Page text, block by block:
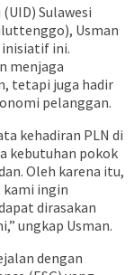
Sulawesi
Usman
inisiatif ini.
menjaga
tetapi juga hadir
pelanggan.
kehadiran PLN di
kebutuhan pokok
Oleh karena itu,
kami ingin
dirasakan
ungkap Usman.
dengan